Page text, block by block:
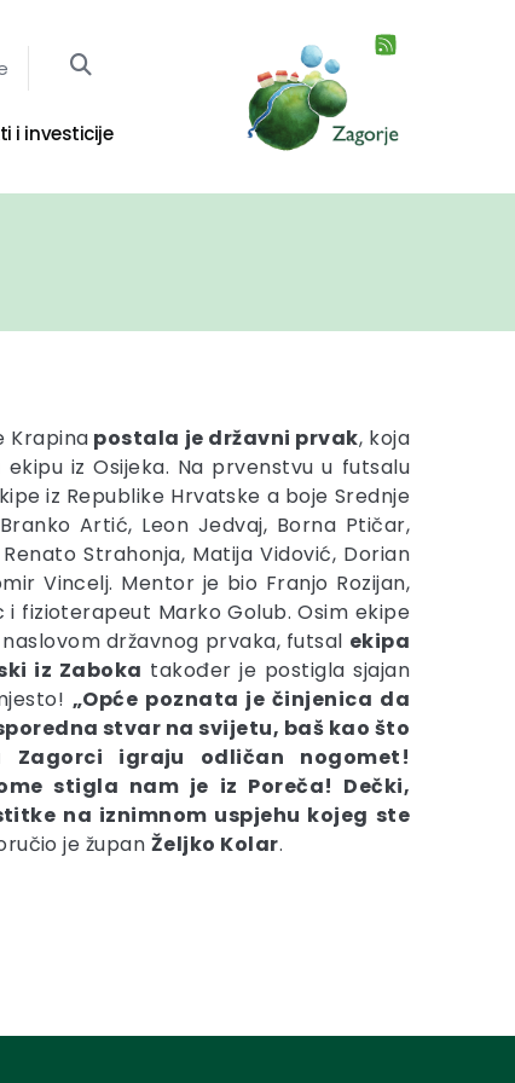
i investicije
Krapina postala je državni prvak, koja
iz Osijeka. Na prvenstvu u futsalu
iz Republike Hrvatske a boje Srednje
Artić, Leon Jedvaj, Borna Ptičar,
Strahonja, Matija Vidović, Dorian
Vincelj. Mentor je bio Franjo Rozijan,
i fizioterapeut Marko Golub. Osim ekipe
državnog prvaka, futsal ekipa
iz Zaboka također je postigla sjajan
„Opće poznata je činjenica da
stvar na svijetu, baš kao što
igraju odličan nogomet!
stigla nam je iz Poreča! Dečki,
na iznimnom uspjehu kojeg ste
je župan Željko Kolar.